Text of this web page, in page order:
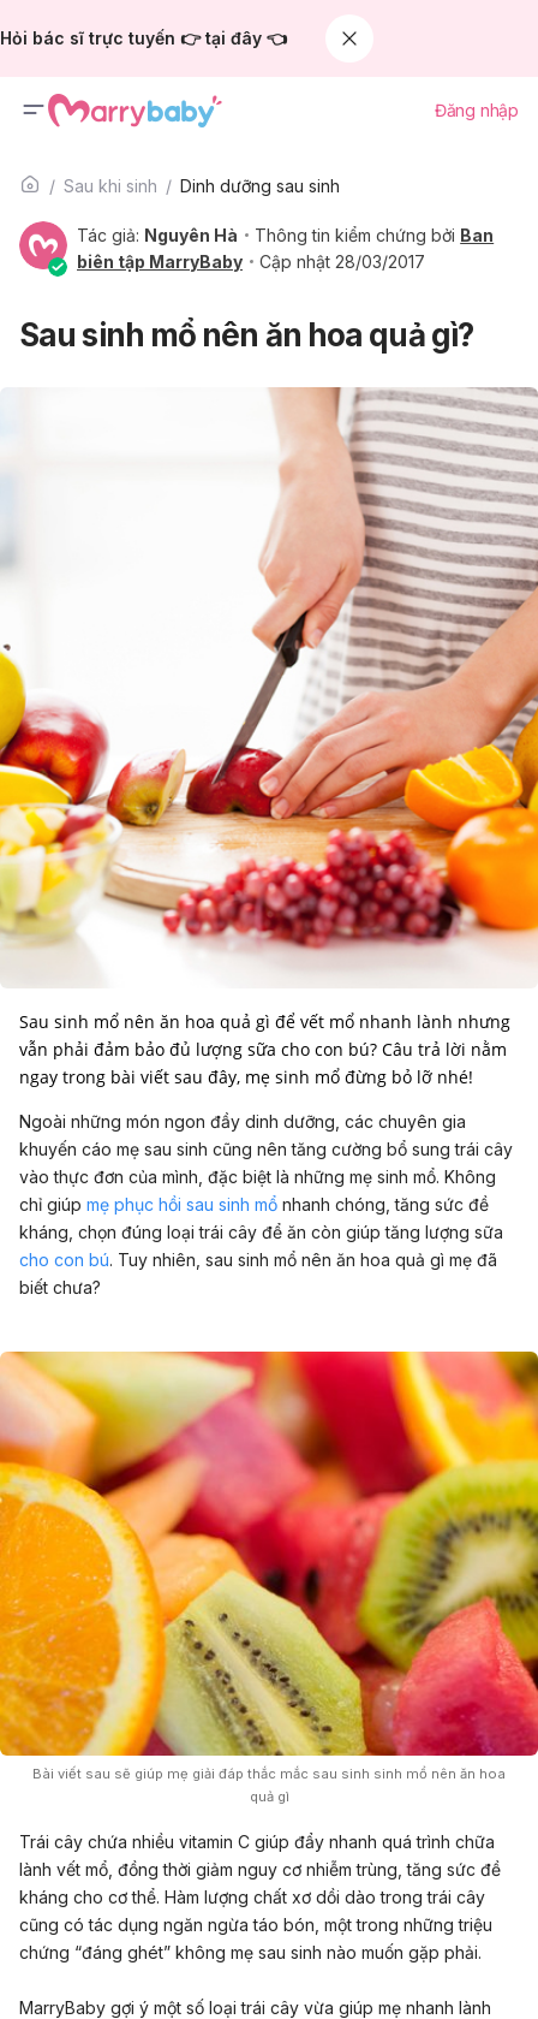
Hỏi bác sĩ trực tuyến 👉 tại đây 👈
Đăng nhập
Sau khi sinh Dinh dưỡng sau sinh
Tác giả: Nguyên Hà Thông tin kiểm chứng bởi Ban
biên tập MarryBaby
Cập nhật 28/03/2017
Sau sinh mổ nên ăn hoa quả gì?
Sau sinh mổ nên ăn hoa quả gì để vết mổ nhanh lành nhưng
vẫn phải đảm bảo đủ lượng sữa cho con bú? Câu trả lời nằm
ngay trong bài viết sau đây, mẹ sinh mổ đừng bỏ lỡ nhé!
Ngoài những món ngon đầy dinh dưỡng, các chuyên gia
khuyến cáo mẹ sau sinh cũng nên tăng cường bổ sung trái cây
vào thực đơn của mình, đặc biệt là những mẹ sinh mổ. Không
chỉ giúp mẹ phục hồi sau sinh mổ nhanh chóng, tăng sức đề
kháng, chọn đúng loại trái cây để ăn còn giúp tăng lượng sữa
cho con bú. Tuy nhiên, sau sinh mổ nên ăn hoa quả gì mẹ đã
biết chưa?
Bài viết sau sẽ giúp mẹ giải đáp thắc mắc sau sinh sinh mổ nên ăn hoa
quả gì
Trái cây chứa nhiều vitamin C giúp đẩy nhanh quá trình chữa
lành vết mổ, đồng thời giảm nguy cơ nhiễm trùng, tăng sức đề
kháng cho cơ thể. Hàm lượng chất xơ dồi dào trong trái cây
cũng có tác dụng ngăn ngừa táo bón, một trong những triệu
chứng “đáng ghét” không mẹ sau sinh nào muốn gặp phải.
MarryBaby gợi ý một số loại trái cây vừa giúp mẹ nhanh lành